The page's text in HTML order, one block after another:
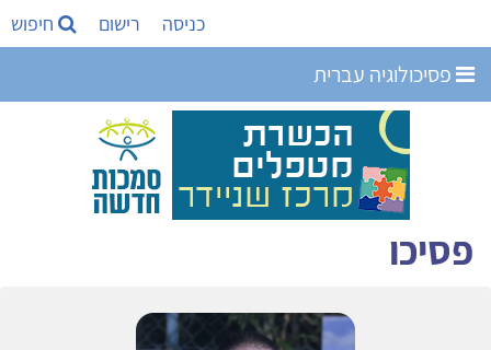
כניסה רישום חיפוש
פסיכולוגיה עברית
פסיכו